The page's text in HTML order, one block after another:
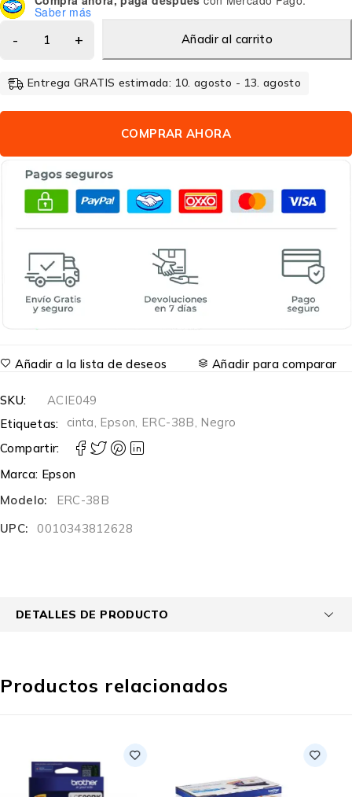
Saber más
Añadir al carrito
Entrega GRATIS estimada: 10. agosto - 13. agosto
COMPRAR AHORA
Añadir a la lista de deseos Añadir para comparar
SKU:
ACIE049
Etiquetas:
cinta, Epson, ERC-38B, Negro
Compartir:
Marca: Epson
Modelo:
ERC-38B
UPC:
0010343812628
DETALLES DE PRODUCTO
Productos relacionados